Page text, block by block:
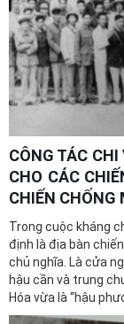
CÔNG TÁC
CHO CÁC
CHIẾN CHỐNG
Trong cuộc kháng
định là địa bàn
chủ nghĩa. Là cửa
hậu cần và trung
Hóa vừa là “hậu